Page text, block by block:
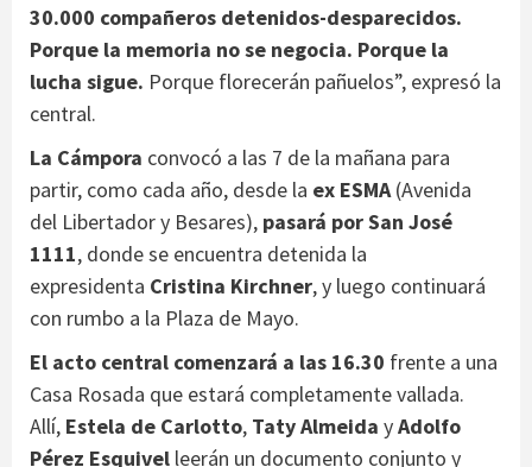
30.000 compañeros detenidos-desparecidos.
Porque la memoria no se negocia. Porque la
lucha sigue. Porque florecerán pañuelos”, expresó la
central.
La Cámpora convocó a las 7 de la mañana para
partir, como cada año, desde la ex ESMA(Avenida
del Libertador y Besares), pasará por San José
1111, donde se encuentra detenida la
expresidenta Cristina Kirchner, y luego continuará
con rumbo a la Plaza de Mayo.
El acto central comenzará a las 16.30 frente a una
Casa Rosada que estará completamente vallada.
Allí, Estela de Carlotto, Taty Almeida yAdolfo
Pérez Esquivel leerán un documento conjunto y